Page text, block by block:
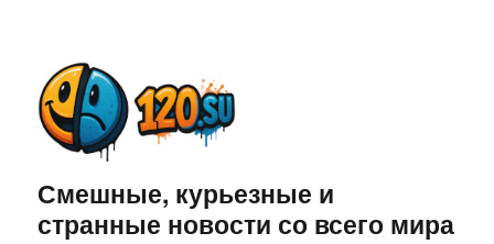
Смешные, курьезные и
странные новости со всего мира